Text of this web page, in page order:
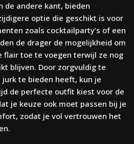
de andere kant, bieden
optie die geschikt is voor
zoals cocktailparty’s of een
de drager de mogelijkheid om
flair toe te voegen terwijl ze nog
blijven. Door zorgvuldig te
te bieden heeft, kun je
de perfecte outfit kiest voor de
je keuze ook moet passen bij je
zodat je vol vertrouwen het